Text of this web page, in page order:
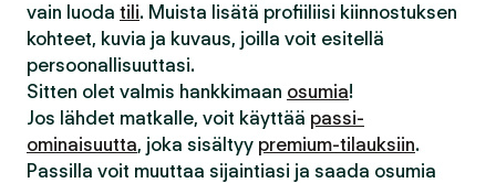
vain luoda tili. Muista lisätä profiiliisi kiinnostuksen
kohteet, kuvia ja kuvaus, joilla voit esitellä
persoonallisuuttasi.
Sitten olet valmis hankkimaan osumia!
Jos lähdet matkalle, voit käyttää passi-
ominaisuutta, joka sisältyy premium-tilauksiin.
Passilla voit muuttaa sijaintiasi ja saada osumia